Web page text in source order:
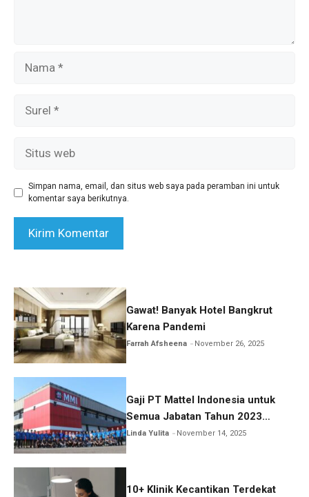
Simpan nama, email, dan situs web saya pada peramban ini untuk
komentar saya berikutnya.
Gawat! Banyak Hotel Bangkrut
Karena Pandemi
Farrah Afsheena November 26, 2025
Gaji PT Mattel Indonesia untuk
Semua Jabatan Tahun 2023
Lengkap!
Linda Yulita November 14, 2025
10+ Klinik Kecantikan Terdekat